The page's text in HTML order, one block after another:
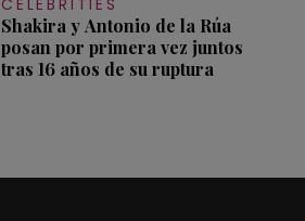
CELEBRITIES
Shakira y Antonio de la Rúa
posan por primera vez juntos
tras 16 años de su ruptura